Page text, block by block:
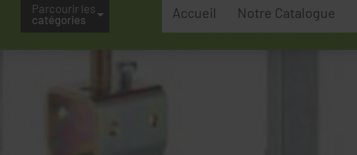
Parcourir les
catégories
Accueil Notre Catalogue